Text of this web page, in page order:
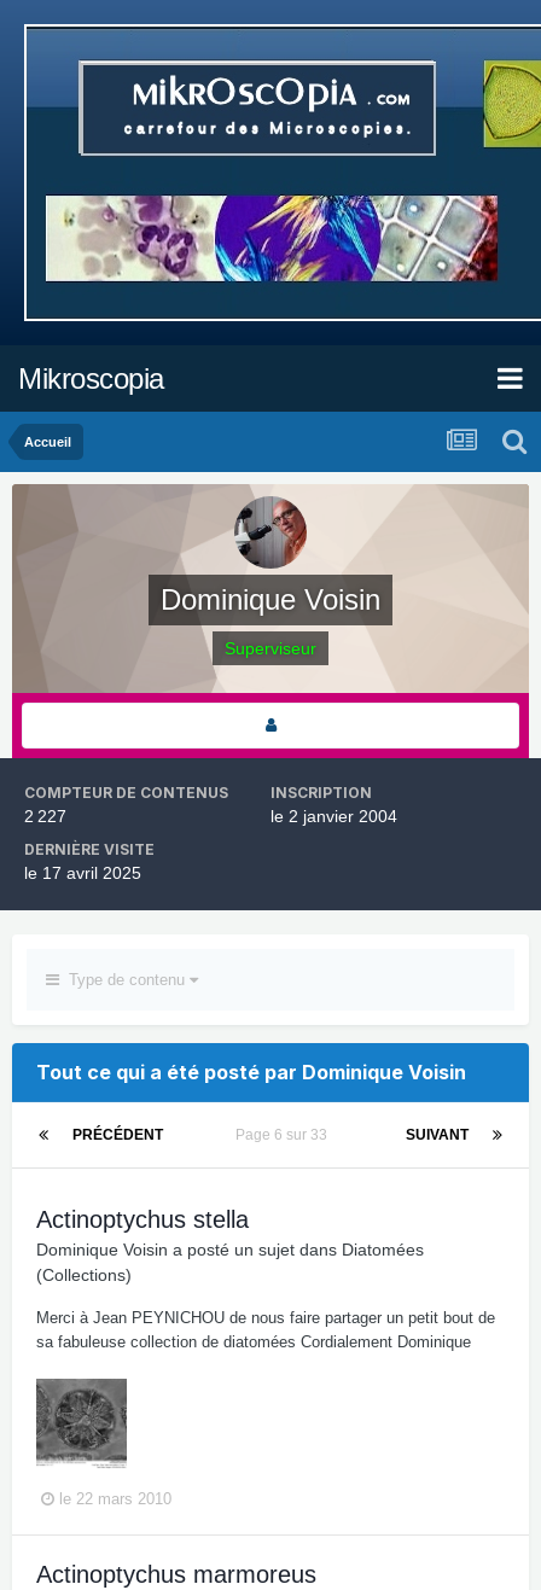
Mikroscopia
Accueil
Dominique Voisin
Superviseur
COMPTEUR DE CONTENUS
2 227
INSCRIPTION
le 2 janvier 2004
DERNIÈRE VISITE
le 17 avril 2025
Type de contenu
Tout ce qui a été posté par Dominique Voisin
PRÉCÉDENT SUIVANT
Page 6 sur 33
Actinoptychus stella
Dominique Voisin a posté un sujet dans Diatomées
(Collections)
Merci à Jean PEYNICHOU de nous faire partager un petit bout de
sa fabuleuse collection de diatomées Cordialement Dominique
le 22 mars 2010
Actinoptychus marmoreus